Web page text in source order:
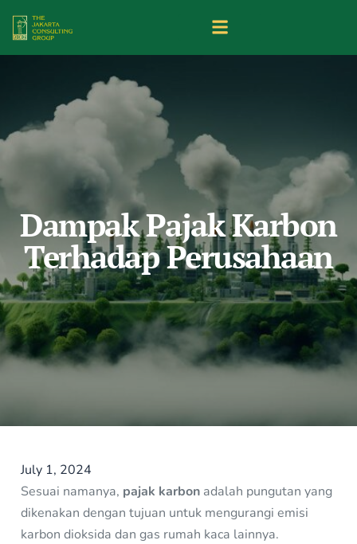
Dampak Pajak Karbon
Terhadap Perusahaan
July 1, 2024
Sesuai namanya, pajak karbon adalah pungutan yang
dikenakan dengan tujuan untuk mengurangi emisi
karbon dioksida dan gas rumah kaca lainnya.